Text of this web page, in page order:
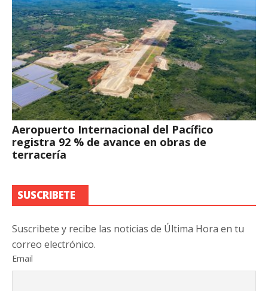
Aeropuerto Internacional del Pacífico
registra 92 % de avance en obras de
terracería
SUSCRIBETE
Suscribete y recibe las noticias de Última Hora en tu
correo electrónico.
Email